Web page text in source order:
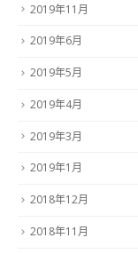
2019年11月
2019年6月
2019年5月
2019年4月
2019年3月
2019年1月
2018年12月
2018年11月